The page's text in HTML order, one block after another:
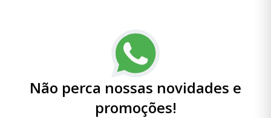
Não perca nossas novidades e
promoções!